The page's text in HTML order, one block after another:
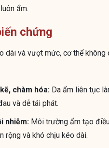
ẩm.
chứng
dài và vượt mức, cơ thể
chàm hóa: Da ẩm liên tục
và dễ tái phát.
nhiễm: Môi trường ẩm tạo
rộng và khó chịu kéo dài.